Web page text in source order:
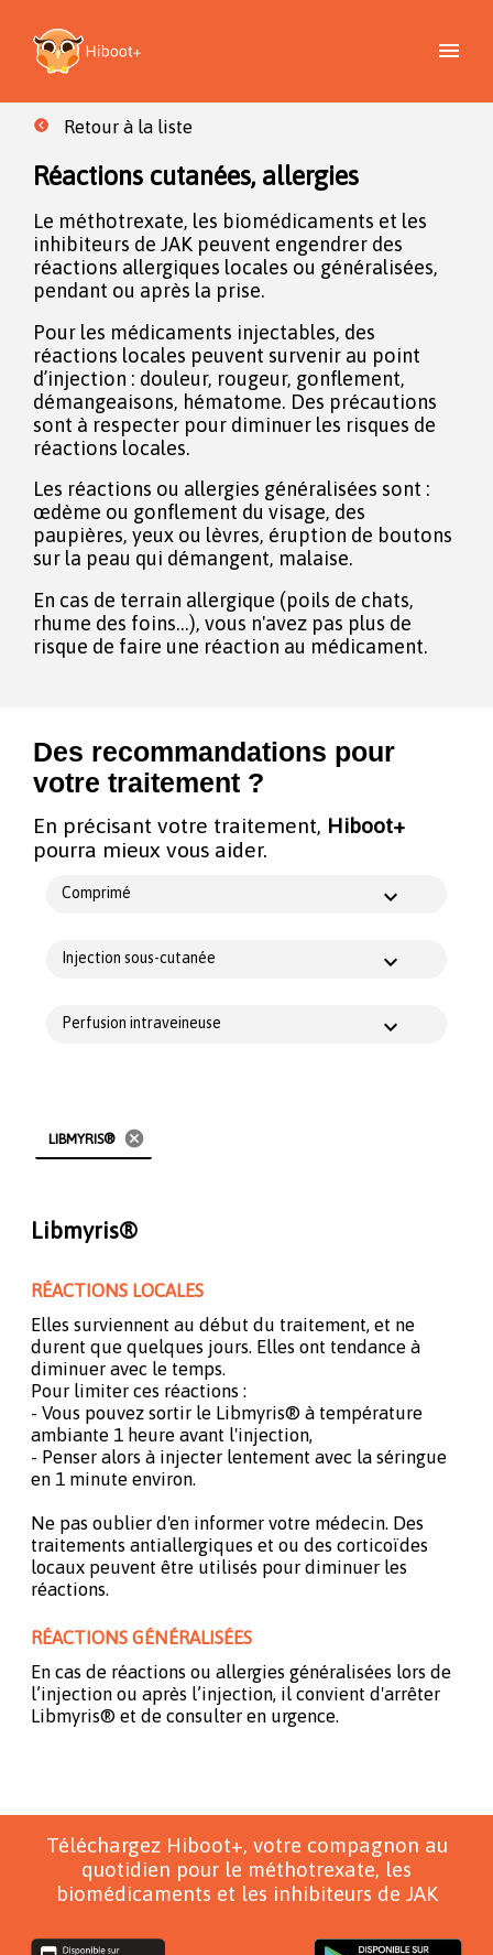
Retour à la liste
Réactions cutanées, allergies
Le méthotrexate, les biomédicaments et les
inhibiteurs de JAK peuvent engendrer des
réactions allergiques locales ou généralisées,
pendant ou après la prise.
Pour les médicaments injectables, des
réactions locales peuvent survenir au point
d’injection : douleur, rougeur, gonflement,
démangeaisons, hématome. Des précautions
sont à respecter pour diminuer les risques de
réactions locales.
Les réactions ou allergies généralisées sont :
œdème ou gonflement du visage, des
paupières, yeux ou lèvres, éruption de boutons
sur la peau qui démangent, malaise.
En cas de terrain allergique (poils de chats,
rhume des foins...), vous n'avez pas plus de
risque de faire une réaction au médicament.
Des recommandations pour
votre traitement ?
En précisant votre traitement, Hiboot+
pourra mieux vous aider.
Comprimé
Injection sous-cutanée
Perfusion intraveineuse
LIBMYRIS® cancel
Libmyris®
RÉACTIONS LOCALES
Elles surviennent au début du traitement, et ne
durent que quelques jours. Elles ont tendance à
diminuer avec le temps.
Pour limiter ces réactions :
- Vous pouvez sortir le Libmyris® à température
ambiante 1 heure avant l'injection,
- Penser alors à injecter lentement avec la séringue
en 1 minute environ.
Ne pas oublier d'en informer votre médecin. Des
traitements antiallergiques et ou des corticoïdes
locaux peuvent être utilisés pour diminuer les
réactions.
RÉACTIONS GÉNÉRALISÉES
En cas de réactions ou allergies généralisées lors de
l’injection ou après l’injection, il convient d'arrêter
Libmyris® et de consulter en urgence.
Téléchargez Hiboot+, votre compagnon au
quotidien pour le méthotrexate, les
biomédicaments et les inhibiteurs de JAK